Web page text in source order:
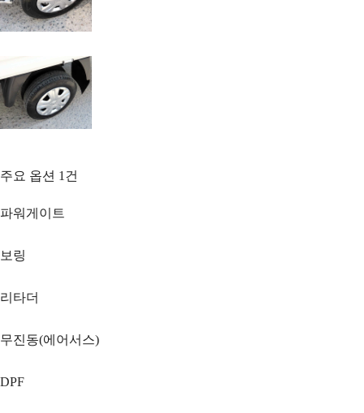
주요 옵션 1 건
파워게이트
보링
리타더
무진동(에어서스)
DPF